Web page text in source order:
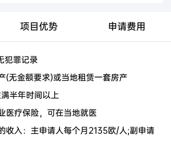
项目优势 申请费用
犯罪记录
(无金额要求)或当地租赁一套房产
半年时间以上
医疗保险，可在当地就医
收入：主申请人每个月2135欧/人;副申请